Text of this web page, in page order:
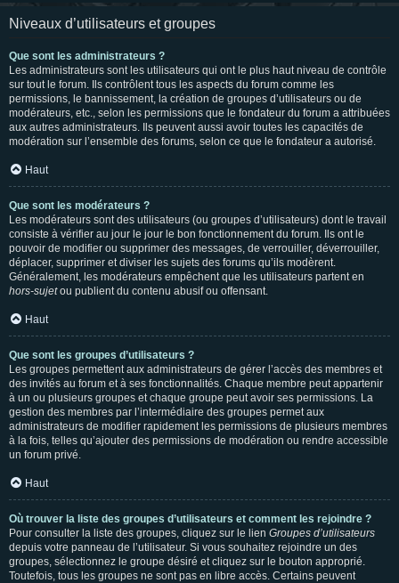
Niveaux d’utilisateurs et groupes
Que sont les administrateurs ?
Les administrateurs sont les utilisateurs qui ont le plus haut niveau de contrôle
sur tout le forum. Ils contrôlent tous les aspects du forum comme les
permissions, le bannissement, la création de groupes d’utilisateurs ou de
modérateurs, etc., selon les permissions que le fondateur du forum a attribuées
aux autres administrateurs. Ils peuvent aussi avoir toutes les capacités de
modération sur l’ensemble des forums, selon ce que le fondateur a autorisé.
Haut
Que sont les modérateurs ?
Les modérateurs sont des utilisateurs (ou groupes d’utilisateurs) dont le travail
consiste à vérifier au jour le jour le bon fonctionnement du forum. Ils ont le
pouvoir de modifier ou supprimer des messages, de verrouiller, déverrouiller,
déplacer, supprimer et diviser les sujets des forums qu’ils modèrent.
Généralement, les modérateurs empêchent que les utilisateurs partent en
hors-sujetou publient du contenu abusif ou offensant.
Haut
Que sont les groupes d’utilisateurs ?
Les groupes permettent aux administrateurs de gérer l’accès des membres et
des invités au forum et à ses fonctionnalités. Chaque membre peut appartenir
à un ou plusieurs groupes et chaque groupe peut avoir ses permissions. La
gestion des membres par l’intermédiaire des groupes permet aux
administrateurs de modifier rapidement les permissions de plusieurs membres
à la fois, telles qu’ajouter des permissions de modération ou rendre accessible
un forum privé.
Haut
Où trouver la liste des groupes d’utilisateurs et comment les rejoindre ?
Pour consulter la liste des groupes, cliquez sur le lien Groupes d’utilisateurs
depuis votre panneau de l’utilisateur. Si vous souhaitez rejoindre un des
groupes, sélectionnez le groupe désiré et cliquez sur le bouton approprié.
Toutefois, tous les groupes ne sont pas en libre accès. Certains peuvent